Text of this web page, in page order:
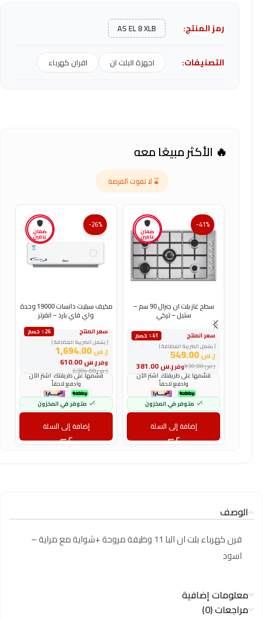
رمز المنتج: AS EL 8 XLB
التصنيفات: اجهزة البلت ان افران كهرباء
🔥 الأكثر مبيعًا معه
⌛ لا تفوت الفرصة
ضمان
عامين
-41%
سطح غاز بلت ان جنرال 90 سم –
ستيل – تركي
سعر المنتج
٪41 خصم
( يشمل الضريبة المضافة )
ر.س549.00
وفرر.س ر.س930.00
قسّمها على طريقتك. اشترِ الآن
وادفع لاحقاً
متوفر في المخزون
إضافة إلى السلة
ضمان
عامين
-26%
مكيف سبليت دانسات 19000 وحدة
واي فاي بارد – انفرتر
سعر المنتج
٪26 خصم
( يشمل الضريبة المضافة )
ر.س1,694.00
وفرر.س
ر.س2,304.00
قسّمها على طريقتك. اشترِ الآن
وادفع لاحقاً
متوفر في المخزون
إضافة إلى السلة
الوصف
فرن كهرباء بلت ان البا 11 وظيفة مروحة +شواية مع مراية –
اسود
معلومات إضافية
مراجعات (0)